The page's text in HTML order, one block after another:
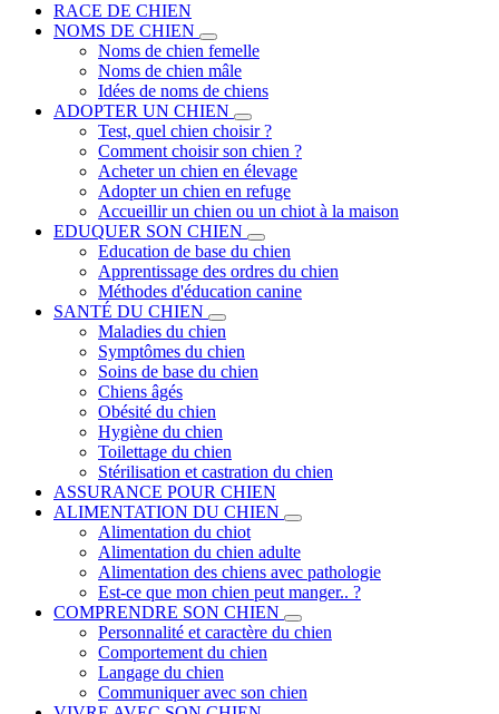
RACE DE CHIEN
NOMS DE CHIEN
Noms de chien femelle
Noms de chien mâle
Idées de noms de chiens
ADOPTER UN CHIEN
Test, quel chien choisir ?
Comment choisir son chien ?
Acheter un chien en élevage
Adopter un chien en refuge
Accueillir un chien ou un chiot à la maison
EDUQUER SON CHIEN
Education de base du chien
Apprentissage des ordres du chien
Méthodes d'éducation canine
SANTÉ DU CHIEN
Maladies du chien
Symptômes du chien
Soins de base du chien
Chiens âgés
Obésité du chien
Hygiène du chien
Toilettage du chien
Stérilisation et castration du chien
ASSURANCE POUR CHIEN
ALIMENTATION DU CHIEN
Alimentation du chiot
Alimentation du chien adulte
Alimentation des chiens avec pathologie
Est-ce que mon chien peut manger.. ?
COMPRENDRE SON CHIEN
Personnalité et caractère du chien
Comportement du chien
Langage du chien
Communiquer avec son chien